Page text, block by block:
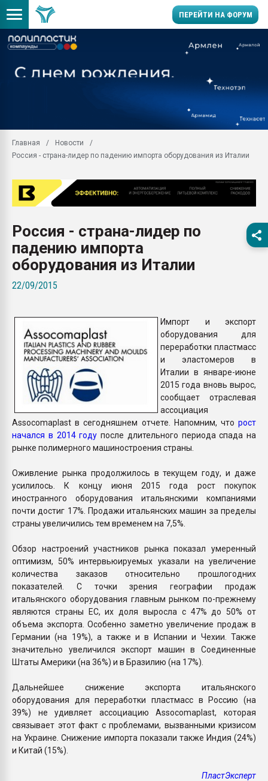
ПЕРЕЙТИ НА ФОРУМ
заводу пластмасс"
Подмосковье, Москва
28.07.2026
пластмасс
28.07.2026
ПЕРЕЙТИ НА
Главная
Новости
Россия - страна-лидер по падению импорта оборудования из Италии
Россия - страна-лидер по
падению импорта
оборудования из Италии
22/09/2015
Импорт и экспорт
оборудования для
переработки пластмасс
и эластомеров в
Италии в январе-июне
2015 года вновь вырос,
сообщает отраслевая
ассоциация
Assocomaplast в сегодняшнем отчете. Напомним, что рост
начался в 2014 году после длительного периода спада на
рынке полимерного машиностроения страны.
Оживление рынка продолжилось в текущем году, и даже
усилилось. К концу июня 2015 года рост покупок
иностранного оборудования итальянскими компаниями
почти достиг 17%. Продажи итальянских машин за пределы
страны увеличились тем временем на 7,5%.
Обзор настроений участников рынка показал умеренный
оптимизм, 50% интервьюируемых указали на увеличение
количества заказов относительно прошлогодних
показателей. С точки зрения географии продаж
итальянского оборудования главным рынком по-прежнему
являются страны ЕС, их доля выросла с 47% до 50% от
объема экспорта. Особенно заметно увеличение продаж в
Германии (на 19%), а также и в Испании и Чехии. Также
значительно увеличился экспорт машин в Соединенные
Штаты Америки (на 36%) и в Бразилию (на 17%).
Дальнейшее снижение экспорта итальянского
оборудования для переработки пластмасс в Россию (на
39%) не удивляет ассоциацию Assocomaplast, которая
связывает этот факт с проблемами, вызванными кризисом
на Украине. Снижение импорта показали также Индия (24%)
и Китай (15%).
ПластЭксперт